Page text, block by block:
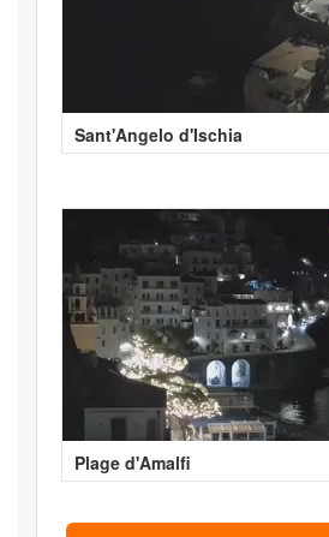
Sant'Angelo d'Ischia
Plage d'Amalfi